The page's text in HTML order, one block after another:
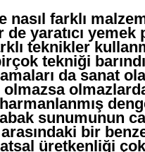
nasıl farklı
de yaratıcı
teknikler
tekniği
da sanat
sunumunun
bir
üretkenliği